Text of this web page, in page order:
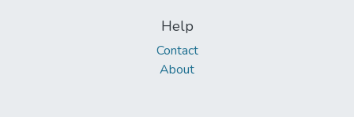
Help
Contact
About